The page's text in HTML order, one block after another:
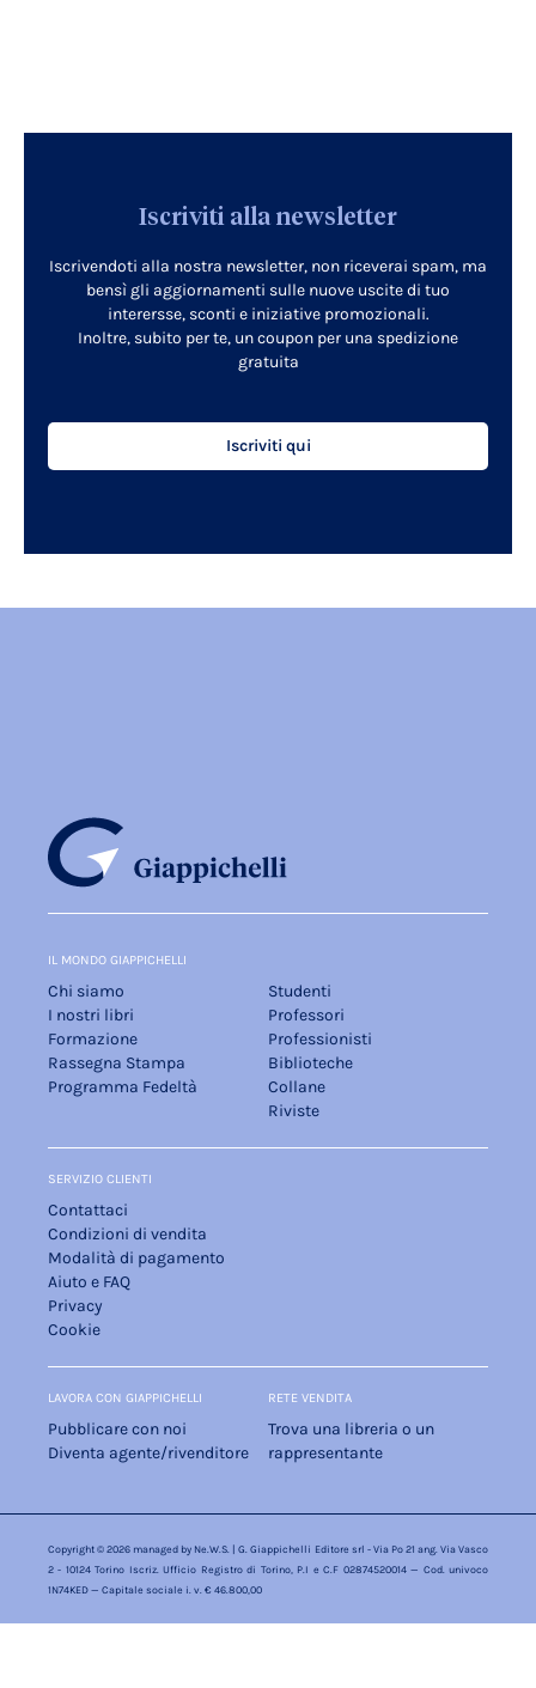
Iscriviti alla newsletter
Iscrivendoti alla nostra newsletter, non riceverai spam, ma
bensì gli aggiornamenti sulle nuove uscite di tuo
interersse, sconti e iniziative promozionali.
Inoltre, subito per te, un coupon per una spedizione
gratuita
Iscriviti qui
IL MONDO GIAPPICHELLI
Chi siamo
I nostri libri
Formazione
Rassegna Stampa
Programma Fedeltà
Studenti
Professori
Professionisti
Biblioteche
Collane
Riviste
SERVIZIO CLIENTI
Contattaci
Condizioni di vendita
Modalità di pagamento
Aiuto e FAQ
Privacy
Cookie
LAVORA CON GIAPPICHELLI
Pubblicare con noi
Diventa agente/rivenditore
RETE VENDITA
Trova una libreria o un
rappresentante
Copyright © 2026 managed by Ne.W.S. | G. Giappichelli Editore srl - Via Po 21 ang. Via Vasco
2 - 10124 Torino Iscriz. Ufficio Registro di Torino, P.I e C.F 02874520014 — Cod. univoco
1N74KED — Capitale sociale i. v. € 46.800,00